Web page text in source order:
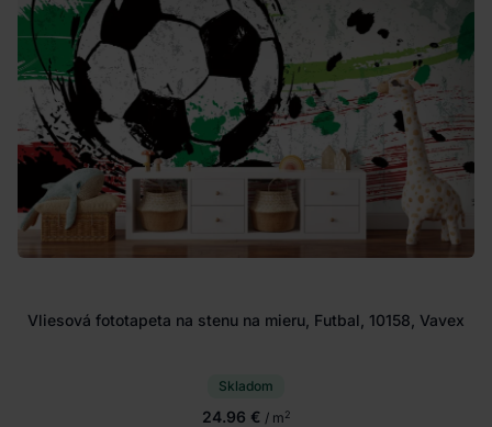
Vliesová fototapeta na stenu na mieru, Futbal, 10158, Vavex
Skladom
24.96 € / m2